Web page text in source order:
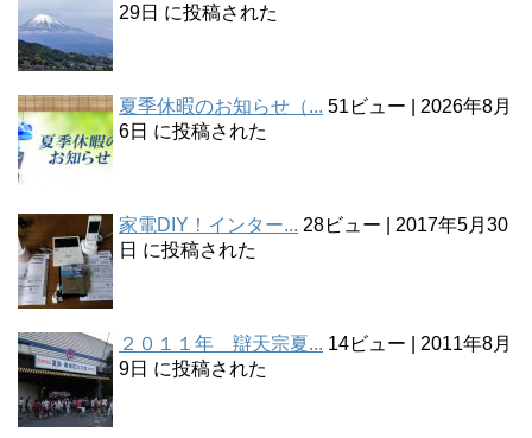
29日 に投稿された
夏季休暇のお知らせ（... 51ビュー
2026年8月
6日 に投稿された
家電DIY！インター... 28ビュー
2017年5月30
日 に投稿された
２０１１年 辯天宗夏... 14ビュー
2011年8月
9日 に投稿された